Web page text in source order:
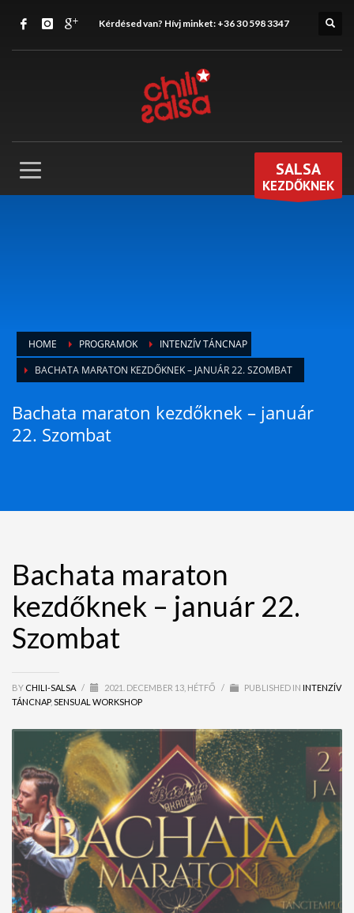
Kérdésed van? Hívj minket: +36 30 598 3347
SALSA
KEZDŐKNEK
HOME PROGRAMOK
INTENZÍV TÁNCNAP
BACHATA MARATON KEZDŐKNEK – JANUÁR 22. SZOMBAT
Bachata maraton kezdőknek – január
22. Szombat
Bachata maraton
kezdőknek – január 22.
Szombat
BY CHILI-SALSA / 2021. DECEMBER 13, HÉTFŐ / PUBLISHED IN INTENZÍV
TÁNCNAP, SENSUAL WORKSHOP